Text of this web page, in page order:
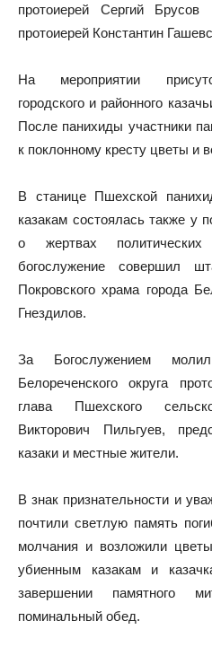
протоиерей Сергий
протоиерей Константин
На мероприятии
городского и районного
После панихиды участники
к поклонному кресту цветы и
В станице Пшехской
казакам состоялась также у
о жертвах политических
богослужение совершил
Покровского храма города
Гнездилов.
За Богослужением
Белореченского округа
глава Пшехского
Викторович Пильгуев,
казаки и местные жители.
В знак признательности и
почтили светлую память
молчания и возложили
убиенным казакам и
завершении памятного
поминальный обед.